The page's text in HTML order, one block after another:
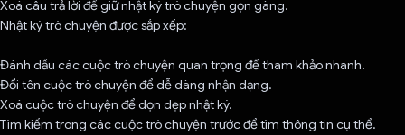
Xoá câu trả lời để giữ nhật ký trò chuyện gọn gàng.
Nhật ký trò chuyện được sắp xếp:
Đánh dấu các cuộc trò chuyện quan trọng để tham khảo nhanh.
Đổi tên cuộc trò chuyện để dễ dàng nhận dạng.
Xoá cuộc trò chuyện để dọn dẹp nhật ký.
Tìm kiếm trong các cuộc trò chuyện trước để tìm thông tin cụ thể.